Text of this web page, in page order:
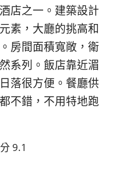
店之一。建築設計
素，大廳的挑高和
房間面積寬敞，衛
系列。飯店靠近湄
落很方便。餐廳供
不錯，不用特地跑
9.1